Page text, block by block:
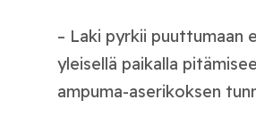
– Laki pyrkii puuttumaan
yleisellä paikalla
ampuma-aserikoksen